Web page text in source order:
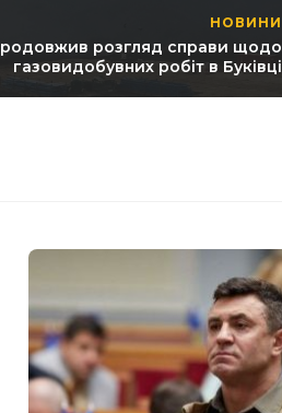
НОВИНИ
розгляд справи щодо
газовидобувних робіт в Буківці